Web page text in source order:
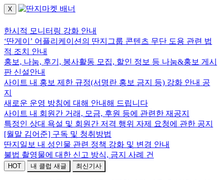
X
한시적 모니터링 강화 안내
‘딴게이’ 어플리케이션의 딴지그룹 콘텐츠 무단 도용 관련 법
적 조치 안내
홍보, 나눔, 후기, 봉사활동 모집, 할인 정보 등 나눔&홍보 게시
판 신설안내
사이트 내 홍보 제한 규정(서명란 홍보 금지 등) 강화 안내 공
지
새로운 운영 방침에 대해 안내해 드립니다
사이트 내 회원간 거래, 모금, 후원 등에 관련한 재공지
특정인 상대 욕설 및 회원간 저격 행위 자제 요청에 관한 공지
[월말 김어준] 구독 및 청취방법
딴지일보 내 성인물 관련 정책 강화 및 변경 안내
불법 촬영물에 대한 신고 방식, 금지 사례 건
HOT 내 클럽 새글 최신기사